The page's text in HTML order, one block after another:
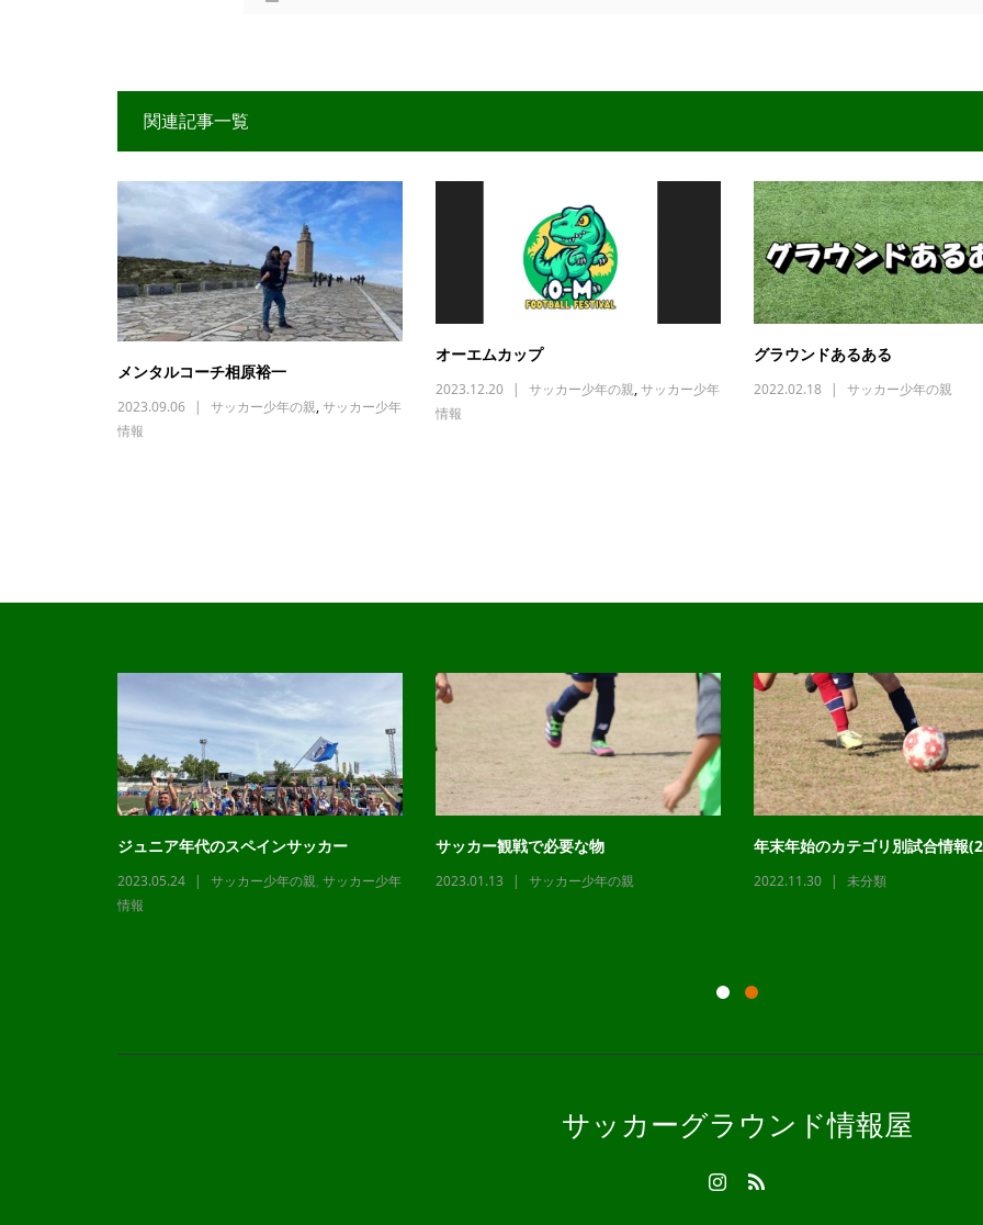
関連記事一覧
メンタルコーチ相原裕一
2023.09.06 サッカー少年の親,サッカー少年
情報
オーエムカップ
2023.12.20 サッカー少年の親,サッカー少年
情報
グラウンドあるある
2022.02.18 サッカー少年の親
ジュニア年代のスペインサッカー
2023.05.24 サッカー少年の親, サッカー少年
情報
サッカー観戦で必要な物
2023.01.13 サッカー少年の親
年末年始のカテゴリ別試合情報
2022.11.30 未分類
サッカーグラウンド情報屋